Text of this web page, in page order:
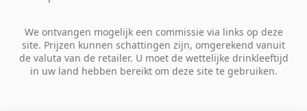
We ontvangen mogelijk een commissie via links op deze
site. Prijzen kunnen schattingen zijn, omgerekend vanuit
de valuta van de retailer. U moet de wettelijke drinkleeftijd
in uw land hebben bereikt om deze site te gebruiken.